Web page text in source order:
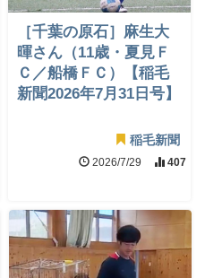
［千葉の原石］麻生大
暉さん（11歳・夏見Ｆ
Ｃ／船橋ＦＣ）【稲毛
新聞2026年7月31日号】
稲毛新聞
2026/7/29 407